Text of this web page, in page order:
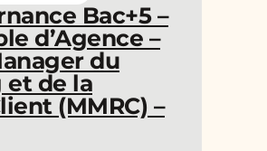
Bac+5 –
d’Agence –
du
et de la
(MMRC) –